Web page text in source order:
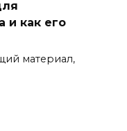
и как его
материал,